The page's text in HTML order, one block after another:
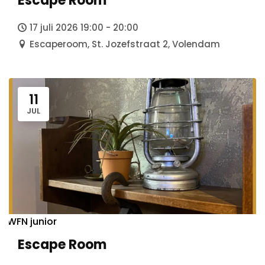
17 juli 2026 19:00 - 20:00
Escaperoom, St. Jozefstraat 2, Volendam
11
JUL
WFN junior
Escape Room